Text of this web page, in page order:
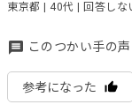
東京都 | 40代 | 回答しな
このつかい手の
参考になった